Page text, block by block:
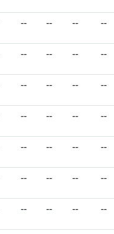
-- -- -- --
-- -- -- --
-- -- -- --
-- -- -- --
-- -- -- --
-- -- -- --
-- -- -- --